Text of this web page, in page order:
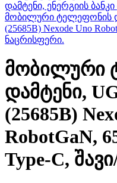
დამტენი, ენერგიის ბანკი
მობილური ტელეფონის
(25685B) Nexode Uno
ნაცრისფერი.
მობილური
დამტენი,
(25685B)
RobotGaN,
Type-C,